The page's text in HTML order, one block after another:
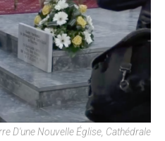
D'une Nouvelle Église, Cathédrale